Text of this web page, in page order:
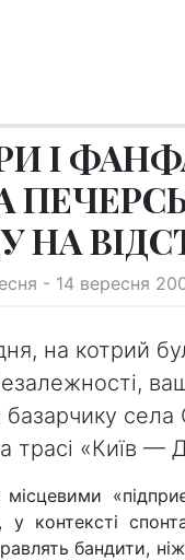
І
НА
- 14 вересня
на котрий
базарчику
трасі «Київ —
місцевими
контексті
бандити,